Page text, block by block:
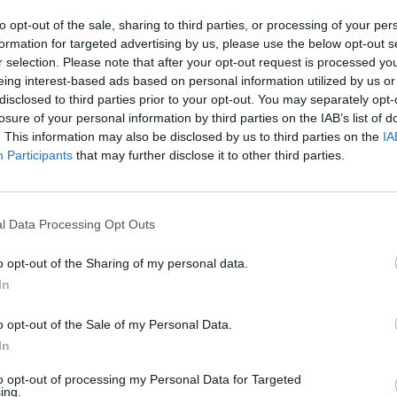
opt-out of the sale, sharing to third parties, or processing of your
for targeted advertising by us, please use the below opt-out
selection. Please note that after your opt-out request is processed
interest-based ads based on personal information utilized by us
to third parties prior to your opt-out. You may separately
of your personal information by third parties on the IAB’s list of
This information may also be disclosed by us to third parties on the
Participants that may further disclose it to other third parties.
Data Processing Opt Outs
opt-out of the Sharing of my personal data.
opt-out of the Sale of my Personal Data.
opt-out of processing my Personal Data for Targeted
ir interneto vartotojų nepaliko abejingų.
linksmas vaizdelis Video
Laidos | Lietuva tiesiogiai
00:04:00
Kuprines pasvėrę specialistai įspėja apie